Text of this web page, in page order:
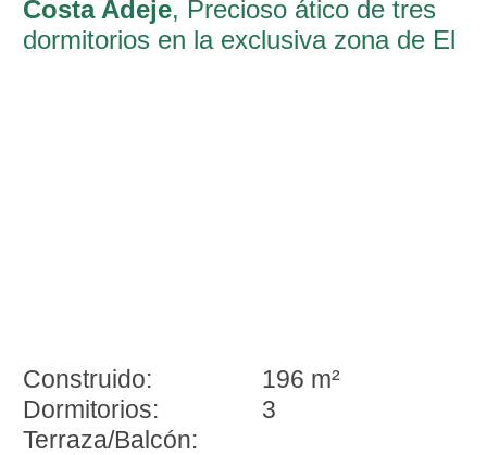
Costa Adeje, Precioso ático de tres
dormitorios en la exclusiva zona de El
Construido:
196 m²
Dormitorios:
3
Terraza/Balcón: